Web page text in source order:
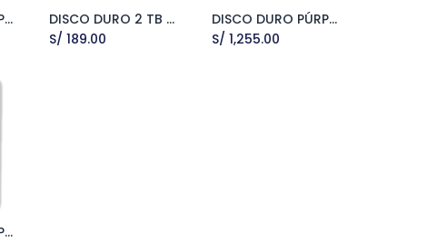
DISCO DURO PÚRPURA 6TB
Add to Cart
DISCO DURO 2 TB BLUE
S/189.00
Add to Cart
DISCO DURO PÚRPURA 8TB
S/ 1,255.00
DISCO DURO PÚRPURA 4TB